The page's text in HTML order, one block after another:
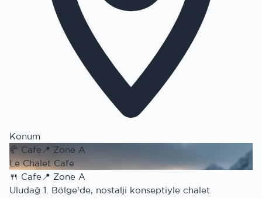
Konum
🥐 Cafe 📍 Zone A
Le Chalet Cafe
🍴 Cafe📍 Zone A
Uludağ 1. Bölge'de, nostalji konseptiyle chalet